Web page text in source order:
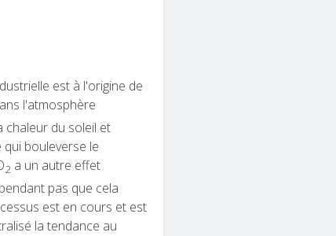
est à l'origine de
l'atmosphère
chaleur du soleil et
bouleverse le
2 a un autre effet
pas que cela
est en cours et est
la tendance au